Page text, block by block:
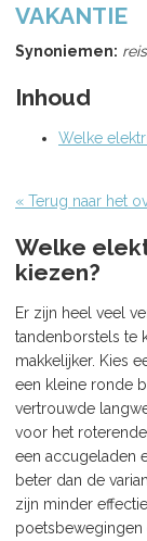
VAKANTIE
Synoniemen: reis
Inhoud
Welke
« Terug naar het
Welke
kiezen?
Er zijn heel veel
tandenborstels te
makkelijker. Kies
een kleine ronde
vertrouwde
voor het
een accugeladen
beter dan de
zijn minder
poetsbewegingen